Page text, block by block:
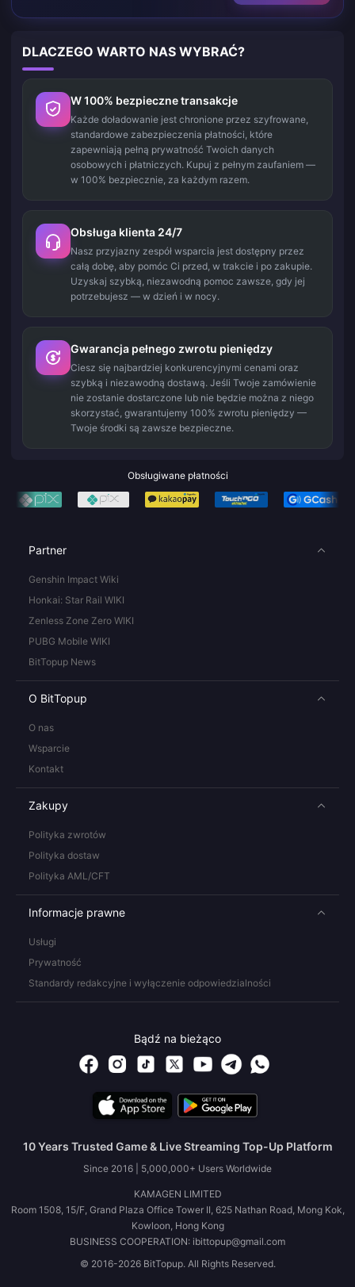
DLACZEGO WARTO NAS WYBRAĆ?
W 100% bezpieczne transakcje
Każde doładowanie jest chronione przez szyfrowane,
standardowe zabezpieczenia płatności, które
zapewniają pełną prywatność Twoich danych
osobowych i płatniczych. Kupuj z pełnym zaufaniem —
w 100% bezpiecznie, za każdym razem.
Obsługa klienta 24/7
Nasz przyjazny zespół wsparcia jest dostępny przez
całą dobę, aby pomóc Ci przed, w trakcie i po zakupie.
Uzyskaj szybką, niezawodną pomoc zawsze, gdy jej
potrzebujesz — w dzień i w nocy.
Gwarancja pełnego zwrotu pieniędzy
Ciesz się najbardziej konkurencyjnymi cenami oraz
szybką i niezawodną dostawą. Jeśli Twoje zamówienie
nie zostanie dostarczone lub nie będzie można z niego
skorzystać, gwarantujemy 100% zwrotu pieniędzy —
Twoje środki są zawsze bezpieczne.
Obsługiwane płatności
Partner
Genshin Impact Wiki
Honkai: Star Rail WIKI
Zenless Zone Zero WIKI
PUBG Mobile WIKI
BitTopup News
O BitTopup
O nas
Wsparcie
Kontakt
Zakupy
Polityka zwrotów
Polityka dostaw
Polityka AML/CFT
Informacje prawne
Usługi
Prywatność
Standardy redakcyjne i wyłączenie odpowiedzialności
Bądź na bieżąco
10 Years Trusted Game & Live Streaming Top-Up Platform
Since 2016 | 5,000,000+ Users Worldwide
KAMAGEN LIMITED
Room 1508, 15/F, Grand Plaza Office Tower II, 625 Nathan Road, Mong Kok,
Kowloon, Hong Kong
BUSINESS COOPERATION: ibittopup@gmail.com
© 2016-2026 BitTopup. All Rights Reserved.